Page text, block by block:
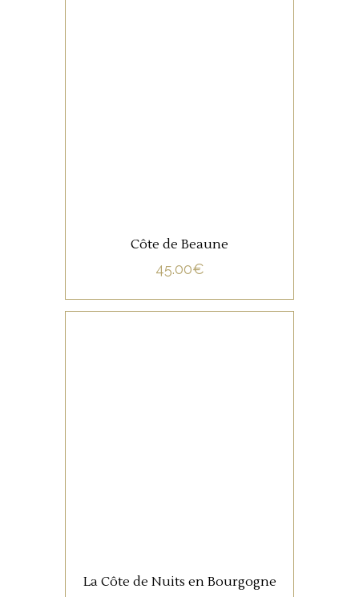
Côte de Beaune
45.00€
La Côte de Nuits en Bourgogne